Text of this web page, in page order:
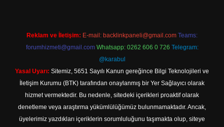
Reklam ve İletişim: E-mail: backlinkpaneli@gmail.com Teams:
forumhizmeti@gmail.com Whatsapp: 0262 606 0 726 Telegram:
@karabul
Yasal Uyarı: Sitemiz, 5651 Sayılı Kanun gereğince Bilgi Teknolojileri ve
İletişim Kurumu (BTK) tarafından onaylanmış bir Yer Sağlayıcı olarak
hizmet vermektedir. Bu nedenle, sitedeki içerikleri proaktif olarak
denetleme veya araştırma yükümlülüğümüz bulunmamaktadır. Ancak,
üyelerimiz yazdıkları içeriklerin sorumluluğunu taşımakta olup, siteye